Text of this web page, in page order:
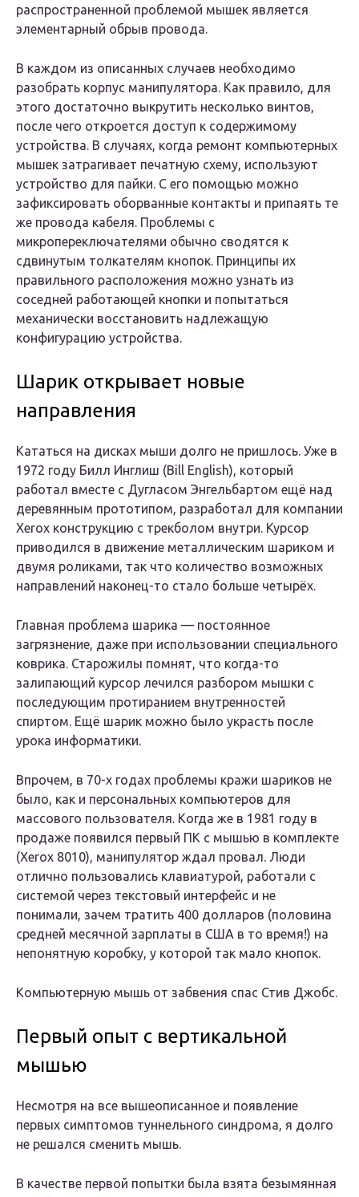
распространенной проблемой мышек является
элементарный обрыв провода.
В каждом из описанных случаев необходимо
разобрать корпус манипулятора. Как правило, для
этого достаточно выкрутить несколько винтов,
после чего откроется доступ к содержимому
устройства. В случаях, когда ремонт компьютерных
мышек затрагивает печатную схему, используют
устройство для пайки. С его помощью можно
зафиксировать оборванные контакты и припаять те
же провода кабеля. Проблемы с
микропереключателями обычно сводятся к
сдвинутым толкателям кнопок. Принципы их
правильного расположения можно узнать из
соседней работающей кнопки и попытаться
механически восстановить надлежащую
конфигурацию устройства.
Шарик открывает новые
направления
Кататься на дисках мыши долго не пришлось. Уже в
1972 году Билл Инглиш (Bill English), который
работал вместе с Дугласом Энгельбартом ещё над
деревянным прототипом, разработал для компании
Xerox конструкцию с трекболом внутри. Курсор
приводился в движение металлическим шариком и
двумя роликами, так что количество возможных
направлений наконец-то стало больше четырёх.
Главная проблема шарика — постоянное
загрязнение, даже при использовании специального
коврика. Старожилы помнят, что когда-то
залипающий курсор лечился разбором мышки с
последующим протиранием внутренностей
спиртом. Ещё шарик можно было украсть после
урока информатики.
Впрочем, в 70-х годах проблемы кражи шариков не
было, как и персональных компьютеров для
массового пользователя. Когда же в 1981 году в
продаже появился первый ПК с мышью в комплекте
(Xerox 8010), манипулятор ждал провал. Люди
отлично пользовались клавиатурой, работали с
системой через текстовый интерфейс и не
понимали, зачем тратить 400 долларов (половина
средней месячной зарплаты в США в то время!) на
непонятную коробку, у которой так мало кнопок.
Компьютерную мышь от забвения спас Стив Джобс.
Первый опыт с вертикальной
мышью
Несмотря на все вышеописанное и появление
первых симптомов туннельного синдрома, я долго
не решался сменить мышь.
В качестве первой попытки была взята безымянная